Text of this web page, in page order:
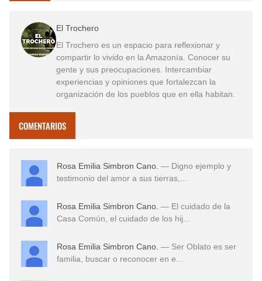
El Trochero
El Trochero es un espacio para reflexionar y
compartir lo vivido en la Amazonía. Conocer su
gente y sus preocupaciones. Intercambiar
experiencias y opiniones que fortalezcan la
organización de los pueblos que en ella habitan.
COMENTARIOS
Rosa Emilia Simbron Cano. — Digno ejemplo y
testimonio del amor a sus tierras,...
Rosa Emilia Simbron Cano. — El cuidado de la
Casa Común, el cuidado de los hij...
Rosa Emilia Simbron Cano. — Ser Oblato es ser
familia, buscar o reconocer en e...